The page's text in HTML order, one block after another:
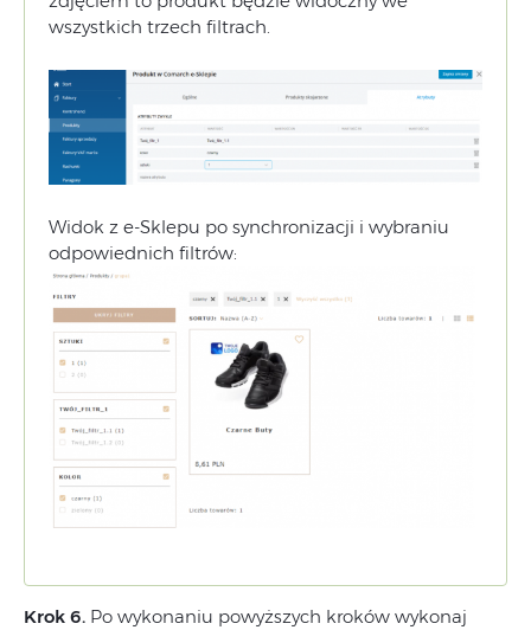
wszystkich trzech filtrach.
Widok z e-Sklepu po synchronizacji i wybraniu
odpowiednich filtrów:
Krok 6. Po wykonaniu powyższych kroków wykonaj